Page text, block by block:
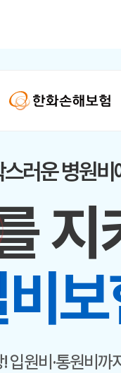
러운 병원비
지
입원비·통원비까